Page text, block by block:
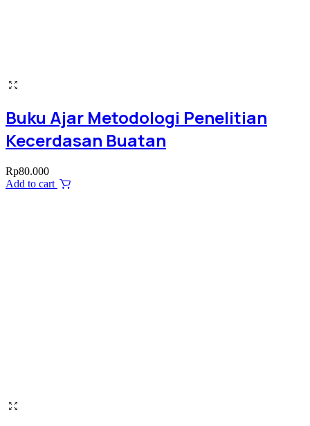
Buku Ajar Metodologi Penelitian
Kecerdasan Buatan
Rp80.000
Add to cart